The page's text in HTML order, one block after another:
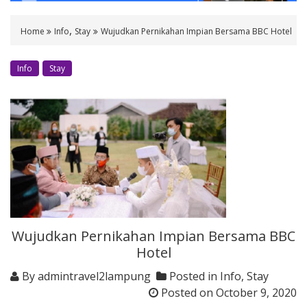
Home Info, Stay Wujudkan Pernikahan Impian Bersama BBC Hotel
Info Stay
Wujudkan Pernikahan Impian Bersama BBC
Hotel
Byadmintravel2lampung Posted in Info, Stay
Posted on October 9, 2020